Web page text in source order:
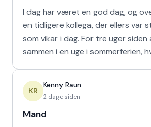
I dag har været en god dag, og
en tidligere kollega, der ellers var
som vikar i dag. For tre uger siden arbejdede vi
sammen i en uge i sommerferien,
KR
Kenny Raun
2 dage siden
Mand